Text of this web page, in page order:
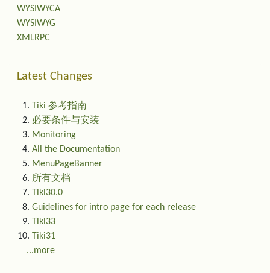
WYSIWYCA
WYSIWYG
XMLRPC
Latest Changes
Tiki 参考指南
必要条件与安装
Monitoring
All the Documentation
MenuPageBanner
所有文档
Tiki30.0
Guidelines for intro page for each release
Tiki33
Tiki31
...more